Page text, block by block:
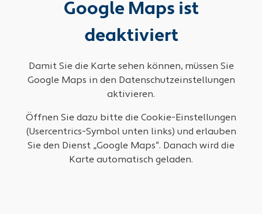
Google Maps ist
deaktiviert
Damit Sie die Karte sehen können, müssen Sie
Google Maps in den Datenschutzeinstellungen
aktivieren.
Öffnen Sie dazu bitte die Cookie-Einstellungen
(Usercentrics-Symbol unten links) und erlauben
Sie den Dienst „Google Maps“. Danach wird die
Karte automatisch geladen.